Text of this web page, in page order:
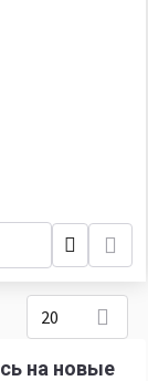
20
на новые